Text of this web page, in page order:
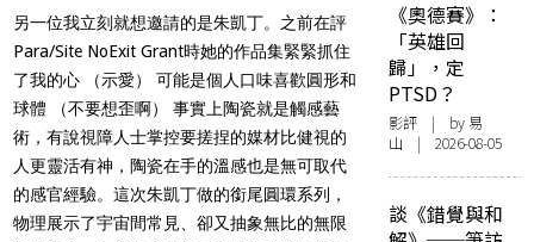
另一位我立刻就想邀請的是朱凱丁。之前在評
Para/Site NoExit Grant時她的作品集緊緊抓住
了我的心 （示愛） 可能是個人口味喜歡圓形和
球體 （不要想歪啊） 事實上陶瓷就是觸感藝
術，有說視障人士掌控要搓捏的媒材比健視的
人更靈活有神，陶瓷在手的溫感也是無可取代
的感官經驗。這次朱凱丁做的銜尾圓環系列，
物理展示了宇宙間常見、卻又抽象無比的無限
《奧德賽》：
「英雄回
歸」，定
PTSD？
影評 | by 易
山 | 2026-08-05
談《錯覺與和